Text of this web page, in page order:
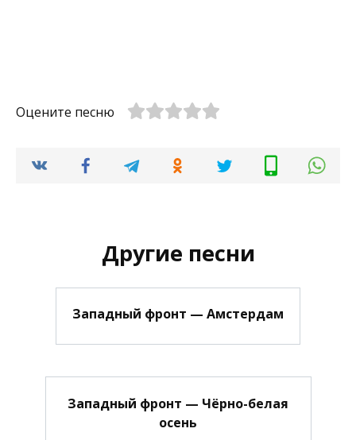
Оцените песню
Другие песни
Западный фронт — Амстердам
Западный фронт — Чёрно-белая
осень